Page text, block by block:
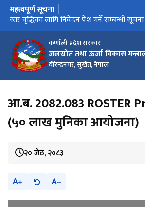
कर्णाली प्रदेश सरकार
जलस्रोत तथा ऊर्जा विकास
वीरेन्द्रनगर, सुर्खेत, नेपाल
मुख्य नेभिगेसनमा जानुहोस्
महत्त्वपूर्ण सूचना
स्तर वृद्धिका लागि निवेदन पेश गर्ने सम्बन्धी सूचना
आ.ब. 2082.083 ROSTER
(५० लाख मुनिका आयोजना)
२० जेठ, २०८३
A A